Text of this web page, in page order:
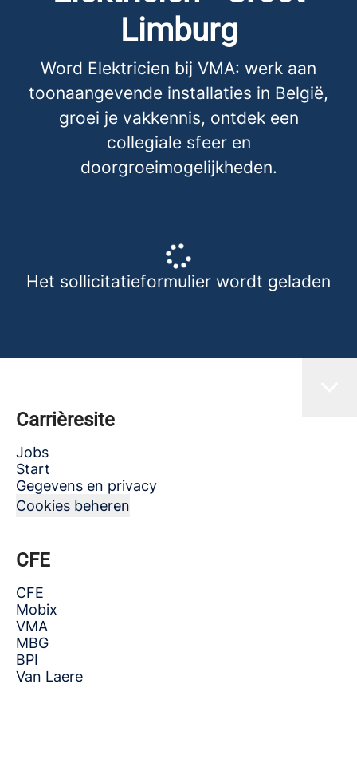
Limburg
Word Elektricien bij VMA: werk aan
toonaangevende installaties in België,
groei je vakkennis, ontdek een
collegiale sfeer en
doorgroeimogelijkheden.
Het sollicitatieformulier wordt geladen
Carrièresite
Jobs
Start
Gegevens en privacy
Cookies beheren
CFE
CFE
Mobix
VMA
MBG
BPI
Van Laere